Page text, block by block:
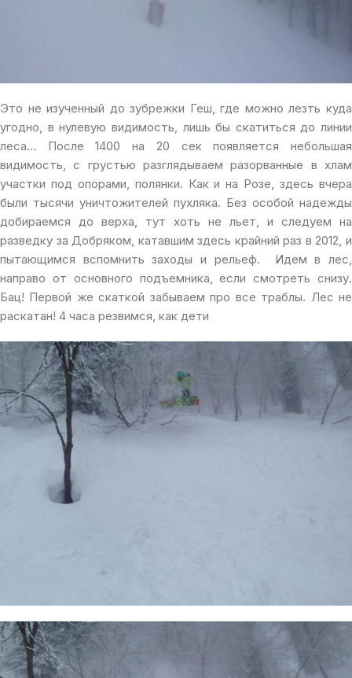
Это не изученный до зубрежки Геш, где можно лезть куда
угодно, в нулевую видимость, лишь бы скатиться до линии
леса… После 1400 на 20 сек появляется небольшая
видимость, с грустью разглядываем разорванные в хлам
участки под опорами, полянки. Как и на Розе, здесь вчера
были тысячи уничтожителей пухляка. Без особой надежды
добираемся до верха, тут хоть не льет, и следуем на
разведку за Добряком, катавшим здесь крайний раз в 2012, и
пытающимся вспомнить заходы и рельеф. Идем в лес,
направо от основного подъемника, если смотреть снизу.
Бац! Первой же скаткой забываем про все траблы. Лес не
раскатан! 4 часа резвимся, как дети